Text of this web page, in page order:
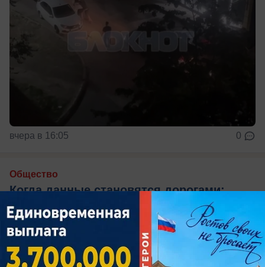
вчера в 16:05 0
Общество
Когда данные становятся дорогами:
цифровая аналитика на службе
инфраструктуры